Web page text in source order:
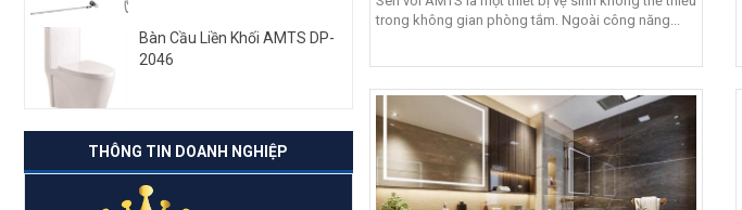
Bàn Cầu Liền Khối AMTS DP-
2046
THÔNG TIN DOANH NGHIỆP
trong không gian phòng tắm. Ngoài công năng...